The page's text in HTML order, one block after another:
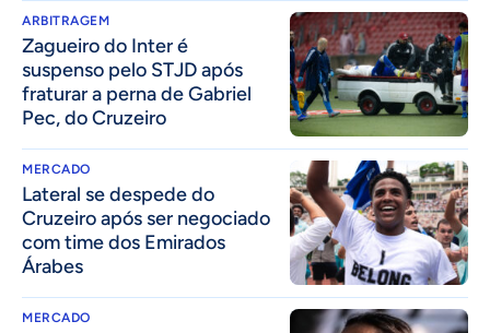
ARBITRAGEM
Zagueiro do Inter é
suspenso pelo STJD após
fraturar a perna de Gabriel
Pec, do Cruzeiro
MERCADO
Lateral se despede do
Cruzeiro após ser negociado
com time dos Emirados
Árabes
MERCADO